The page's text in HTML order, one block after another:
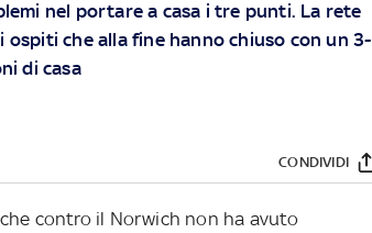
nel portare a casa i tre punti. La rete
che alla fine hanno chiuso con un 3-
di casa
CONDIVIDI
contro il Norwich non ha avuto